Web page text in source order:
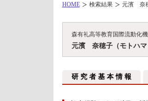
HOME 検索結果 元濱 奈
森有礼高等教育国際流動化
元濱 奈穂子（モトハ
研 究 者 基 本 情 報